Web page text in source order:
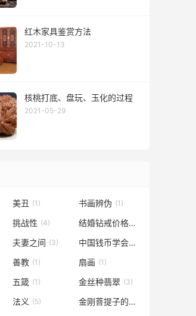
红木家具鉴赏方法
2021-10-13
核桃打底、盘玩、玉化的过程
2021-05-29
美丑 (1) 书画辨伪 (1)
挑战性 (4) 结婚钻戒价格
(1)
夫妻之间 (3) 中国钱币学会理事
善教 (1) 扇画 (1)
五箴 (1) 金丝种翡翠 (3)
法义 (5) 金刚菩提子的价值